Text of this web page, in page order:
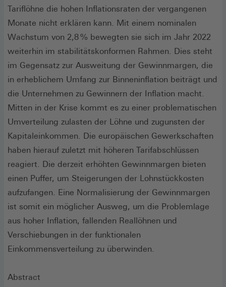
Tariflöhne die hohen Inflationsraten der vergangenen
Monate nicht erklären kann. Mit einem nominalen
Wachstum von 2,8 % bewegten sie sich im Jahr 2022
weiterhin im stabilitätskonformen Rahmen. Dies steht
im Gegensatz zur Ausweitung der Gewinnmargen, die
in erheblichem Umfang zur Binneninflation beiträgt und
die Unternehmen zu Gewinnern der Inflation macht.
Mitten in der Krise kommt es zu einer problematischen
Umverteilung zulasten der Löhne und zugunsten der
Kapitaleinkommen. Die europäischen Gewerkschaften
haben hierauf zuletzt mit höheren Tarifabschlüssen
reagiert. Die derzeit erhöhten Gewinnmargen bieten
einen Puffer, um Steigerungen der Lohnstückkosten
aufzufangen. Eine Normalisierung der Gewinnmargen
ist somit ein möglicher Ausweg, um die Problemlage
aus hoher Inflation, fallenden Reallöhnen und
Verschiebungen in der funktionalen
Einkommensverteilung zu überwinden.
Abstract